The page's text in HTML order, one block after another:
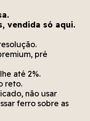
vendida só aqui.
pré
até 2%.
reto.
não usar
ferro sobre as